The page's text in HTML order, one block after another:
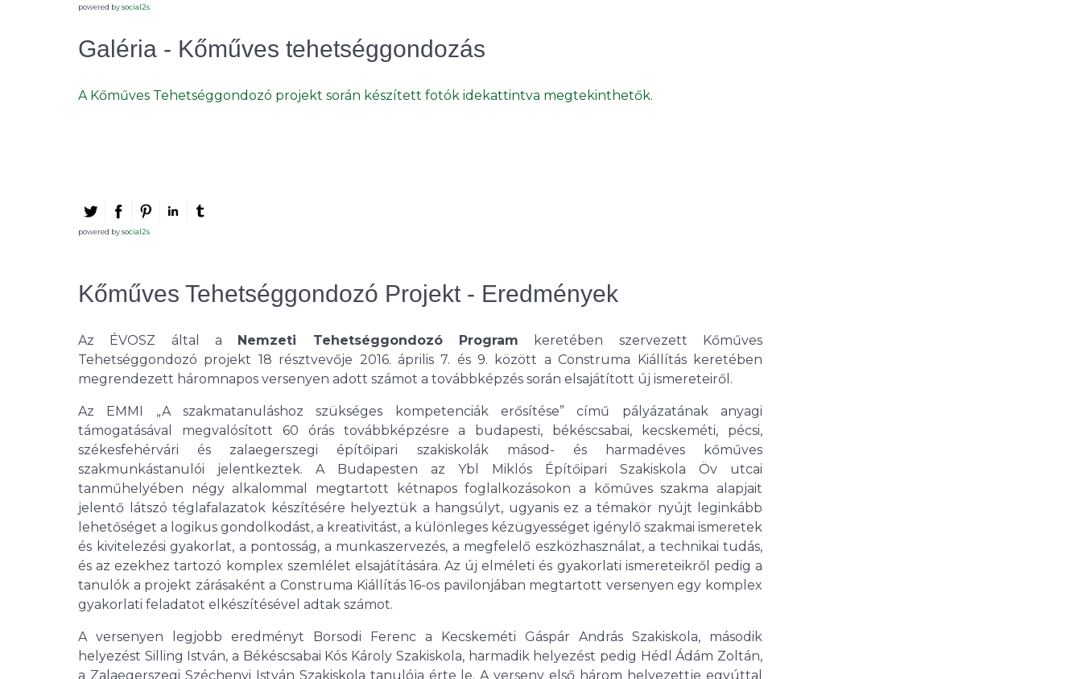
powered bysocial2s
Galéria - Kőműves tehetséggondozás
A Kőműves Tehetséggondozó projekt során készített fotók idekattintva megtekinthetők.
powered bysocial2s
Kőműves Tehetséggondozó Projekt - Eredmények
Az ÉVOSZ által a Nemzeti Tehetséggondozó Program keretében szervezett Kőműves
Tehetséggondozó projekt 18 résztvevője 2016. április 7. és 9. között a Construma Kiállítás keretében
megrendezett háromnapos versenyen adott számot a továbbképzés során elsajátított új ismereteiről.
Az EMMI „A szakmatanuláshoz szükséges kompetenciák erősítése” című pályázatának anyagi
támogatásával megvalósított 60 órás továbbképzésre a budapesti, békéscsabai, kecskeméti, pécsi,
székesfehérvári és zalaegerszegi építőipari szakiskolák másod- és harmadéves kőműves
szakmunkástanulói jelentkeztek. A Budapesten az Ybl Miklós Építőipari Szakiskola Öv utcai
tanműhelyében négy alkalommal megtartott kétnapos foglalkozásokon a kőműves szakma alapjait
jelentő látszó téglafalazatok készítésére helyeztük a hangsúlyt, ugyanis ez a témakör nyújt leginkább
lehetőséget a logikus gondolkodást, a kreativitást, a különleges kézügyességet igénylő szakmai ismeretek
és kivitelezési gyakorlat, a pontosság, a munkaszervezés, a megfelelő eszközhasználat, a technikai tudás,
és az ezekhez tartozó komplex szemlélet elsajátítására. Az új elméleti és gyakorlati ismereteikről pedig a
tanulók a projekt zárásaként a Construma Kiállítás 16-os pavilonjában megtartott versenyen egy komplex
gyakorlati feladatot elkészítésével adtak számot.
A versenyen legjobb eredményt Borsodi Ferenc a Kecskeméti Gáspár András Szakiskola, második
helyezést Silling István, a Békéscsabai Kós Károly Szakiskola, harmadik helyezést pedig Hédl Ádám Zoltán,
a Zalaegerszegi Széchenyi István Szakiskola tanulója érte le. A verseny első három helyezettje egyúttal